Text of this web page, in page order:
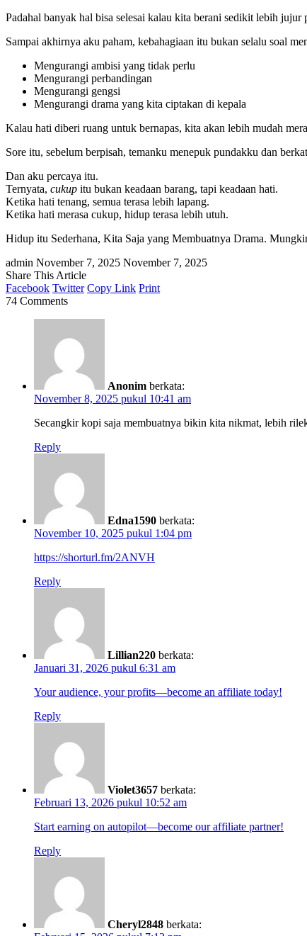
Padahal banyak hal bisa selesai kalau kita berani sedikit lebih
Sampai akhirnya aku paham, kebahagiaan itu bukan selalu soal
Mengurangi ambisi yang tidak perlu
Mengurangi perbandingan
Mengurangi gengsi
Mengurangi drama yang kita ciptakan di kepala
Kalau hati diberi ruang untuk bernapas, kita akan lebih mudah
Sore itu, sebelum berpisah, temanku menepuk pundakku dan
Dan aku percaya itu.
Ternyata, cukup itu bukan keadaan barang, tapi keadaan hati.
Ketika hati tenang, semua terasa lebih lapang.
Ketika hati merasa cukup, hidup terasa lebih utuh.
Hidup itu Sederhana, Kita Saja yang Membuatnya Drama.
admin November 7, 2025 November 7, 2025
Share This Article
Facebook Twitter Copy Link Print
74 Comments
Anonim berkata:
November 8, 2025 pukul 10:41 am
Secangkir kopi saja membuatnya bikin kita nikmat, lebih
Reply
Edna1590 berkata:
November 10, 2025 pukul 1:04 pm
https://shorturl.fm/2ANVH
Reply
Lillian220 berkata:
Januari 31, 2026 pukul 6:31 am
Your audience, your profits—become an affiliate today!
Reply
Violet3657 berkata:
Februari 13, 2026 pukul 10:52 am
Start earning on autopilot—become our affiliate partner!
Reply
Cheryl2848 berkata: